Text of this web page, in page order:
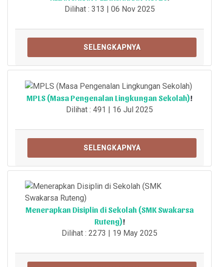
Dilihat : 313 | 06 Nov 2025
SELENGKAPNYA
MPLS (Masa Pengenalan Lingkungan Sekolah)!
Dilihat : 491 | 16 Jul 2025
SELENGKAPNYA
Menerapkan Disiplin di Sekolah (SMK Swakarsa
Ruteng)!
Dilihat : 2273 | 19 May 2025